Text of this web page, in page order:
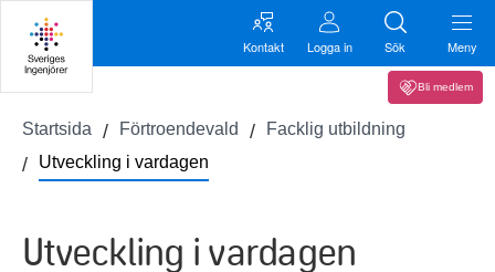
Kontakt Logga in Sök Meny
Bli medlem
Startsida Förtroendevald
Facklig utbildning
Utveckling i vardagen
Utveckling i vardagen